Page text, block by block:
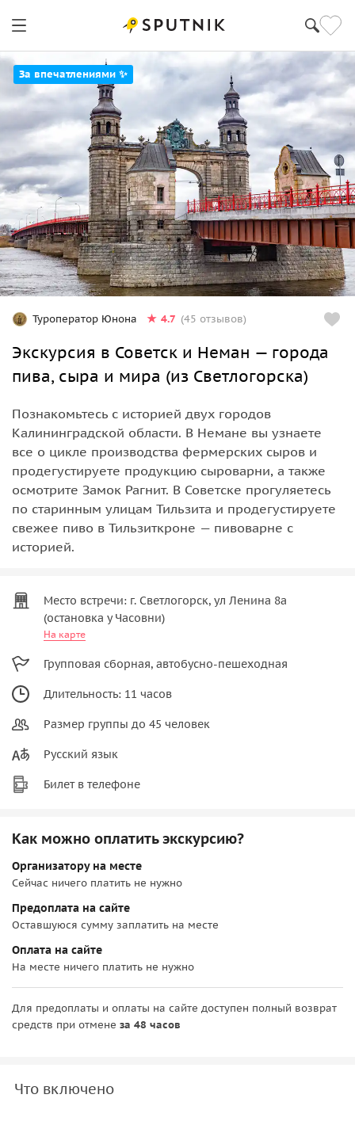
За впечатлениями ✨
Туроператор Юнона 4.7 (45 отзывов)
Экскурсия в Советск и Неман — города
пива, сыра и мира (из Светлогорска)
Познакомьтесь с историей двух городов
Калининградской области. В Немане вы узнаете
все о цикле производства фермерских сыров и
продегустируете продукцию сыроварни, а также
осмотрите Замок Рагнит. В Советске прогуляетесь
по старинным улицам Тильзита и продегустируете
свежее пиво в Тильзиткроне — пивоварне с
историей.
Место встречи: г. Светлогорск, ул Ленина 8а
(остановка у Часовни)
На карте
Групповая сборная, автобусно-пешеходная
Длительность: 11 часов
Размер группы до 45 человек
Русский язык
Билет в телефоне
Как можно оплатить экскурсию?
Организатору на месте
Сейчас ничего платить не нужно
Предоплата на сайте
Оставшуюся сумму заплатить на месте
Оплата на сайте
На месте ничего платить не нужно
Для предоплаты и оплаты на сайте доступен полный возврат
средств при отмене за 48 часов
Что включено